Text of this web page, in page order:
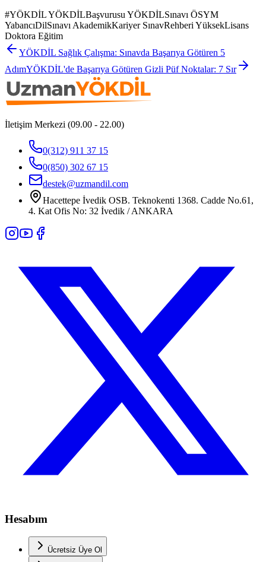
#YÖKDİL YÖKDİLBaşvurusu YÖKDİLSınavı ÖSYM
YabancıDilSınavı AkademikKariyer SınavRehberi YüksekLisans
Doktora Eğitim
YÖKDİL Sağlık Çalışma: Sınavda Başarıya Götüren 5
AdımYÖKDİL'de Başarıya Götüren Gizli Püf Noktalar: 7 Sır
İletişim Merkezi (09.00 - 22.00)
0(312) 911 37 15
0(850) 302 67 15
destek@uzmandil.com
Hacettepe İvedik OSB. Teknokenti 1368. Cadde No.61,
4. Kat Ofis No: 32 İvedik / ANKARA
Hesabım
Ücretsiz Üye Ol